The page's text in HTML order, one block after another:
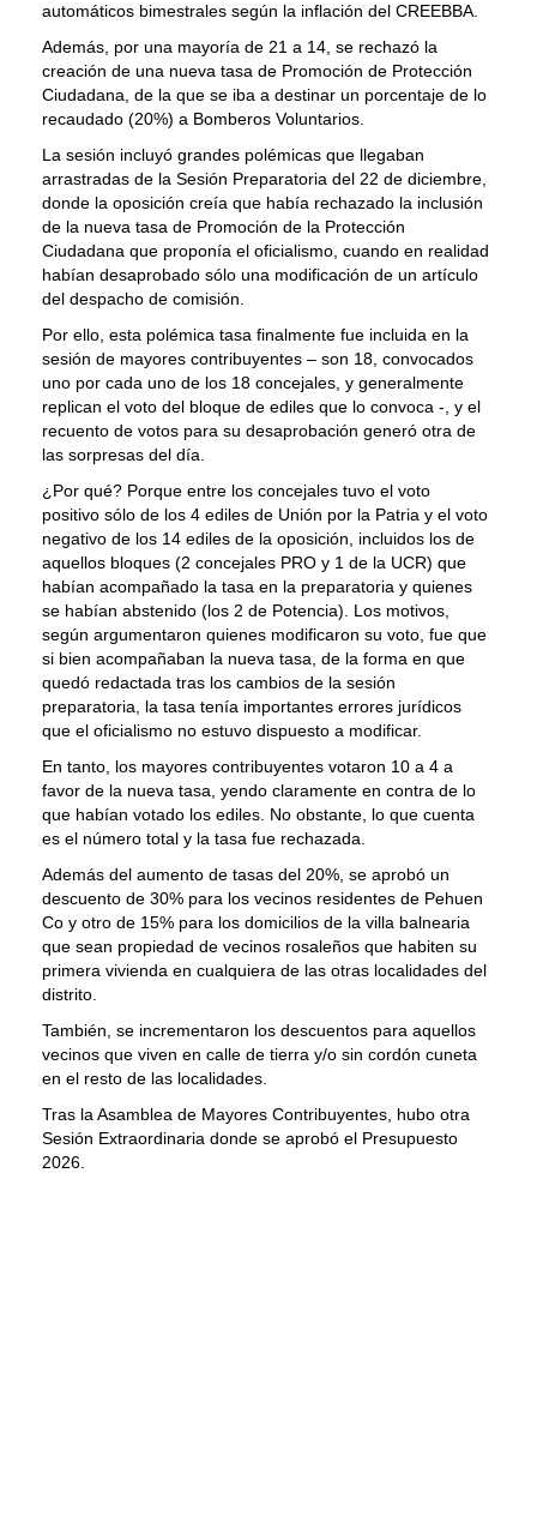
automáticos bimestrales según la inflación del CREEBBA.
Además, por una mayoría de 21 a 14, se rechazó la
creación de una nueva tasa de Promoción de Protección
Ciudadana, de la que se iba a destinar un porcentaje de lo
recaudado (20%) a Bomberos Voluntarios.
La sesión incluyó grandes polémicas que llegaban
arrastradas de la Sesión Preparatoria del 22 de diciembre,
donde la oposición creía que había rechazado la inclusión
de la nueva tasa de Promoción de la Protección
Ciudadana que proponía el oficialismo, cuando en realidad
habían desaprobado sólo una modificación de un artículo
del despacho de comisión.
Por ello, esta polémica tasa finalmente fue incluida en la
sesión de mayores contribuyentes – son 18, convocados
uno por cada uno de los 18 concejales, y generalmente
replican el voto del bloque de ediles que lo convoca -, y el
recuento de votos para su desaprobación generó otra de
las sorpresas del día.
¿Por qué? Porque entre los concejales tuvo el voto
positivo sólo de los 4 ediles de Unión por la Patria y el voto
negativo de los 14 ediles de la oposición, incluidos los de
aquellos bloques (2 concejales PRO y 1 de la UCR) que
habían acompañado la tasa en la preparatoria y quienes
se habían abstenido (los 2 de Potencia). Los motivos,
según argumentaron quienes modificaron su voto, fue que
si bien acompañaban la nueva tasa, de la forma en que
quedó redactada tras los cambios de la sesión
preparatoria, la tasa tenía importantes errores jurídicos
que el oficialismo no estuvo dispuesto a modificar.
En tanto, los mayores contribuyentes votaron 10 a 4 a
favor de la nueva tasa, yendo claramente en contra de lo
que habían votado los ediles. No obstante, lo que cuenta
es el número total y la tasa fue rechazada.
Además del aumento de tasas del 20%, se aprobó un
descuento de 30% para los vecinos residentes de Pehuen
Co y otro de 15% para los domicilios de la villa balnearia
que sean propiedad de vecinos rosaleños que habiten su
primera vivienda en cualquiera de las otras localidades del
distrito.
También, se incrementaron los descuentos para aquellos
vecinos que viven en calle de tierra y/o sin cordón cuneta
en el resto de las localidades.
Tras la Asamblea de Mayores Contribuyentes, hubo otra
Sesión Extraordinaria donde se aprobó el Presupuesto
2026.